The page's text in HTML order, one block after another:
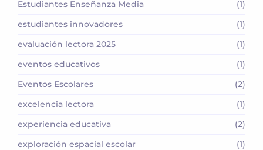
Estudiantes Enseñanza Media
(1)
estudiantes innovadores
(1)
evaluación lectora 2025
(1)
eventos educativos
(1)
Eventos Escolares
(2)
excelencia lectora
(1)
experiencia educativa
(2)
exploración espacial escolar
(1)